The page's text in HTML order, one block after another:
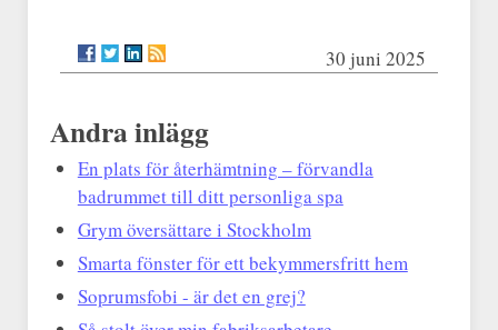
30 juni 2025
Andra inlägg
En plats för återhämtning – förvandla
badrummet till ditt personliga spa
Grym översättare i Stockholm
Smarta fönster för ett bekymmersfritt hem
Soprumsfobi - är det en grej?